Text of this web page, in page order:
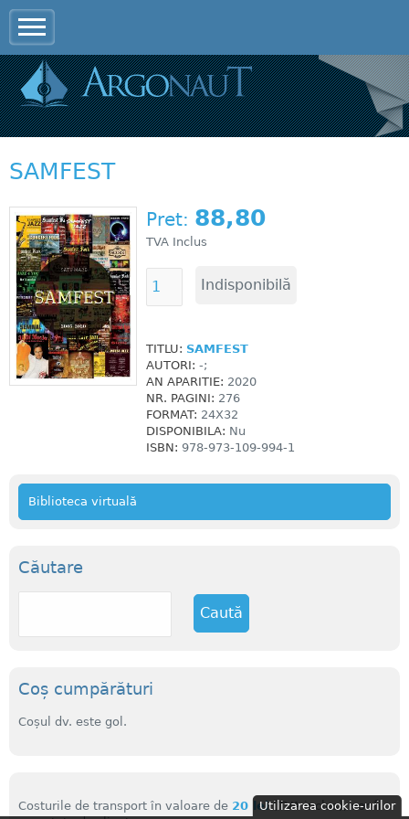
Utilizarea cookie-urilor
SAMFEST
Pret: 88,80
TVA Inclus
TITLU: SAMFEST
AUTORI: -;
AN APARITIE: 2020
NR. PAGINI: 276
FORMAT: 24X32
DISPONIBILA: Nu
ISBN: 978-973-109-994-1
Biblioteca virtuală
Căutare
C
Coș cumpărături
Coșul dv. este gol.
Costurile de transport în valoare de 20 lei(TVA inclus), vor fi